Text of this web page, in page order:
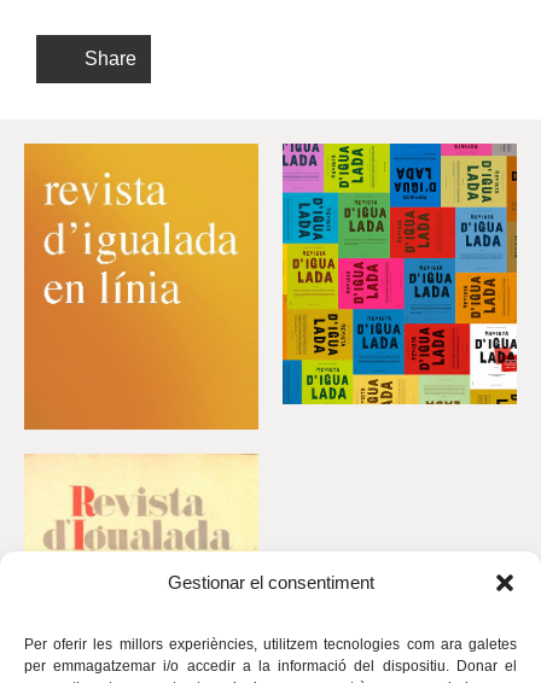
Gestionar el consentiment
Per oferir les millors experiències, utilitzem tecnologies com ara galetes
per emmagatzemar i/o accedir a la informació del dispositiu. Donar el
Share